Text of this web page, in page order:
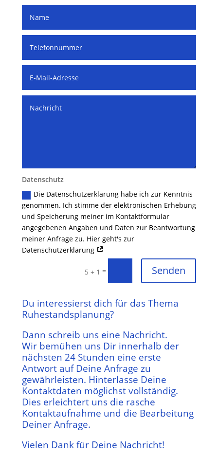
Datenschutz
Die Datenschutzerklärung habe ich zur Kenntnis
genommen. Ich stimme der elektronischen Erhebung
und Speicherung meiner im Kontaktformular
angegebenen Angaben und Daten zur Beantwortung
meiner Anfrage zu. Hier geht's zur
Datenschutzerklärung
5 + 1 = Senden
Du interessierst dich für das Thema
Ruhestandsplanung?
Dann schreib uns eine Nachricht.
Wir bemühen uns Dir innerhalb der
nächsten 24 Stunden eine erste
Antwort auf Deine Anfrage zu
gewährleisten. Hinterlasse Deine
Kontaktdaten möglichst vollständig.
Dies erleichtert uns die rasche
Kontaktaufnahme und die Bearbeitung
Deiner Anfrage.
Vielen Dank für Deine Nachricht!